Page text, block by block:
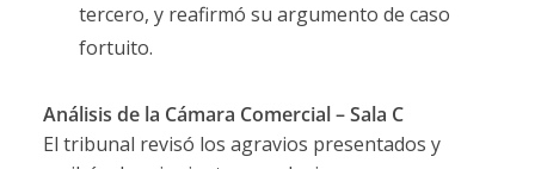
tercero, y reafirmó su argumento de caso
fortuito.
Análisis de la Cámara Comercial – Sala C
El tribunal revisó los agravios presentados y